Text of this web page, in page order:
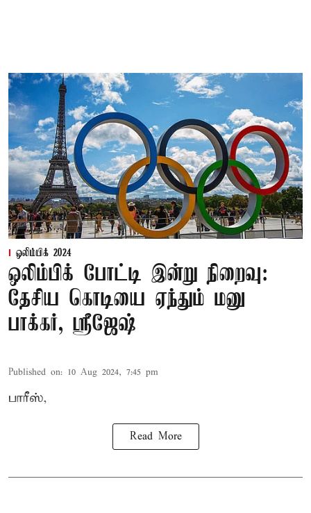
ஒலிம்பிக் 2024
ஒலிம்பிக் போட்டி இன்று நிறைவு:
தேசிய கொடியை ஏந்தும் மனு
பாக்கர், ஸ்ரீஜேஷ்
Published on: 10 Aug 2024, 7:45 pm
பாரீஸ்,
Read More